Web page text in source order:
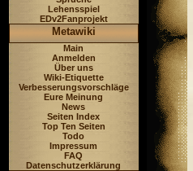
Lehensspiel
EDv2Fanprojekt
Metawiki
Main
Anmelden
Über uns
Wiki-Etiquette
Verbesserungsvorschläge
Eure Meinung
News
Seiten Index
Top Ten Seiten
Todo
Impressum
FAQ
Datenschutzerklärung